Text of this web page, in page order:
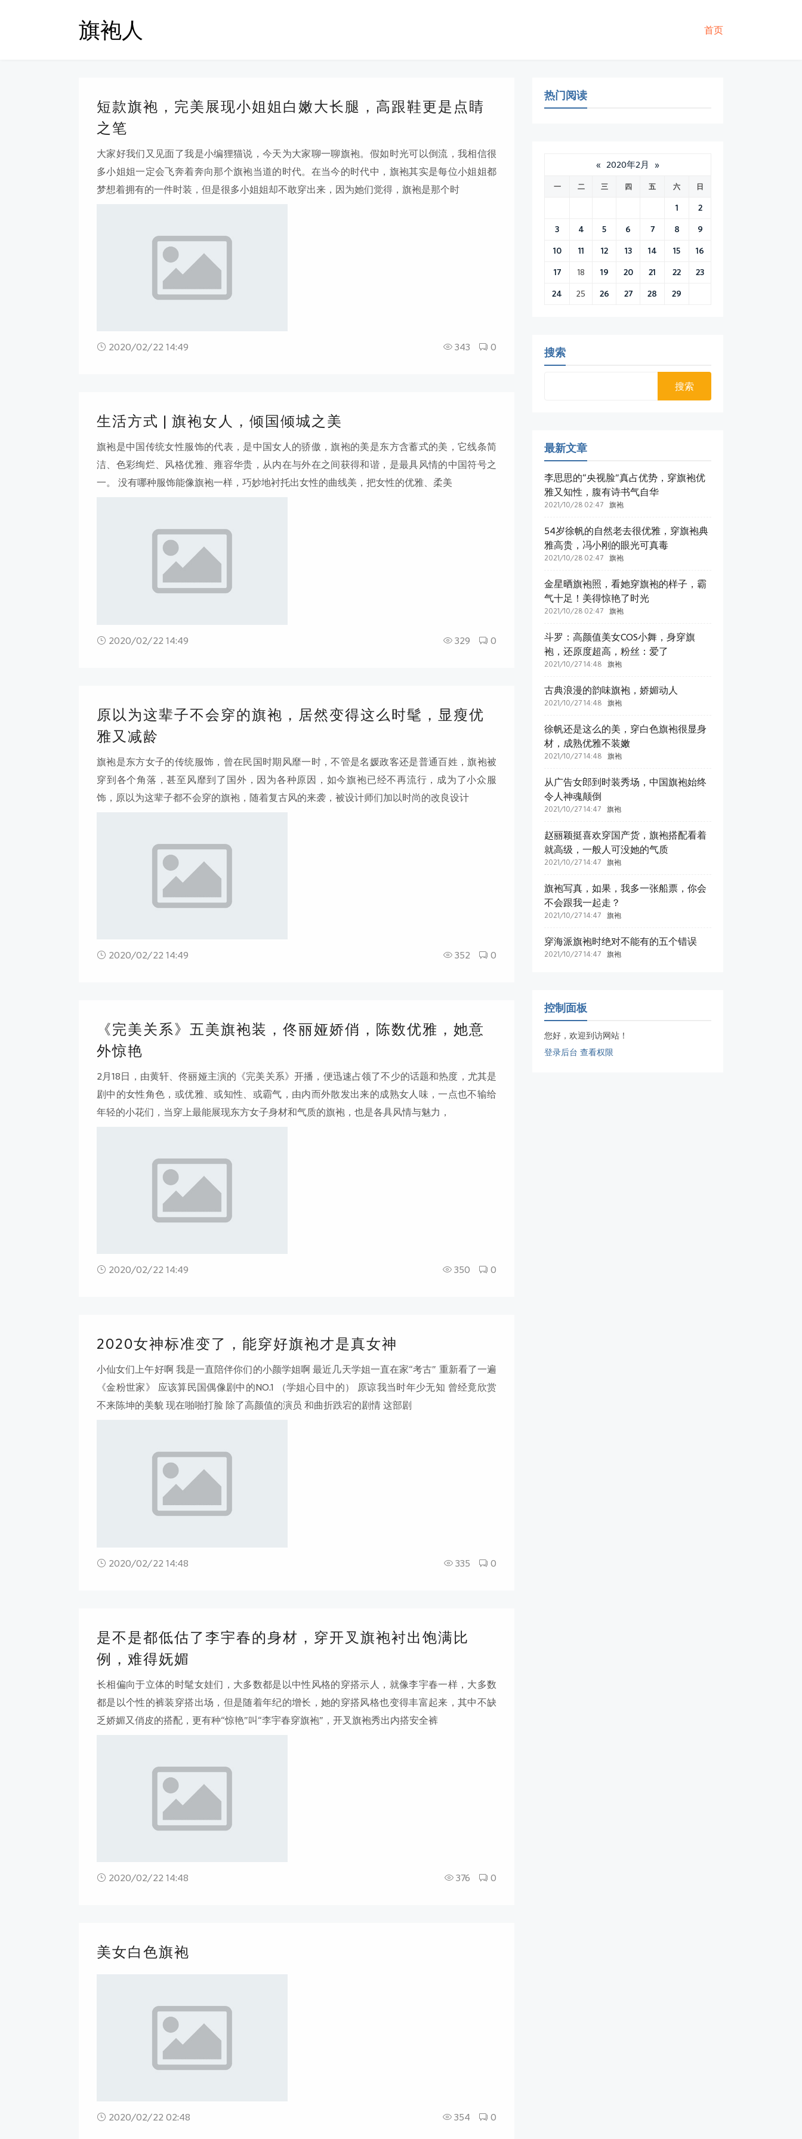
旗袍人 首页
短款旗袍，完美展现小姐姐白嫩大长腿，高跟鞋更是点睛
之笔
大家好我们又见面了我是小编狸猫说，今天为大家聊一聊旗袍。假如时光可以倒流，我相信很
多小姐姐一定会飞奔着奔向那个旗袍当道的时代。在当今的时代中，旗袍其实是每位小姐姐都
梦想着拥有的一件时装，但是很多小姐姐却不敢穿出来，因为她们觉得，旗袍是那个时
2020/02/22 14:49 343 0
生活方式 | 旗袍女人，倾国倾城之美
旗袍是中国传统女性服饰的代表，是中国女人的骄傲，旗袍的美是东方含蓄式的美，它线条简
洁、色彩绚烂、风格优雅、雍容华贵，从内在与外在之间获得和谐，是最具风情的中国符号之
一。 没有哪种服饰能像旗袍一样，巧妙地衬托出女性的曲线美，把女性的优雅、柔美
2020/02/22 14:49 329 0
原以为这辈子不会穿的旗袍，居然变得这么时髦，显瘦优
雅又减龄
旗袍是东方女子的传统服饰，曾在民国时期风靡一时，不管是名媛政客还是普通百姓，旗袍被
穿到各个角落，甚至风靡到了国外，因为各种原因，如今旗袍已经不再流行，成为了小众服
饰，原以为这辈子都不会穿的旗袍，随着复古风的来袭，被设计师们加以时尚的改良设计
2020/02/22 14:49 352 0
《完美关系》五美旗袍装，佟丽娅娇俏，陈数优雅，她意
外惊艳
2月18日，由黄轩、佟丽娅主演的《完美关系》开播，便迅速占领了不少的话题和热度，尤其是
剧中的女性角色，或优雅、或知性、或霸气，由内而外散发出来的成熟女人味，一点也不输给
年轻的小花们，当穿上最能展现东方女子身材和气质的旗袍，也是各具风情与魅力，
2020/02/22 14:49 350 0
2020女神标准变了，能穿好旗袍才是真女神
小仙女们上午好啊 我是一直陪伴你们的小颜学姐啊 最近几天学姐一直在家“考古” 重新看了一遍
《金粉世家》 应该算民国偶像剧中的NO.1 （学姐心目中的） 原谅我当时年少无知 曾经竟欣赏
不来陈坤的美貌 现在啪啪打脸 除了高颜值的演员 和曲折跌宕的剧情 这部剧
2020/02/22 14:48 335 0
是不是都低估了李宇春的身材，穿开叉旗袍衬出饱满比
例，难得妩媚
长相偏向于立体的时髦女娃们，大多数都是以中性风格的穿搭示人，就像李宇春一样，大多数
都是以个性的裤装穿搭出场，但是随着年纪的增长，她的穿搭风格也变得丰富起来，其中不缺
乏娇媚又俏皮的搭配，更有种“惊艳”叫“李宇春穿旗袍”，开叉旗袍秀出内搭安全裤
2020/02/22 14:48 376 0
美女白色旗袍
2020/02/22 02:48 354 0
热门阅读
« 2020年2月 »
一 二 三 四 五 六 日
1 2
3 4 5 6 7 8 9
10 11 12 13 14 15 16
17 18 19 20 21 22 23
24 25 26 27 28 29
搜索
最新文章
李思思的“央视脸”真占优势，穿旗袍优
雅又知性，腹有诗书气自华
2021/10/28 02:47 旗袍
54岁徐帆的自然老去很优雅，穿旗袍典
雅高贵，冯小刚的眼光可真毒
2021/10/28 02:47 旗袍
金星晒旗袍照，看她穿旗袍的样子，霸
气十足！美得惊艳了时光
2021/10/28 02:47 旗袍
斗罗：高颜值美女COS小舞，身穿旗
袍，还原度超高，粉丝：爱了
2021/10/27 14:48 旗袍
古典浪漫的韵味旗袍，娇媚动人
2021/10/27 14:48 旗袍
徐帆还是这么的美，穿白色旗袍很显身
材，成熟优雅不装嫩
2021/10/27 14:48 旗袍
从广告女郎到时装秀场，中国旗袍始终
令人神魂颠倒
2021/10/27 14:47 旗袍
赵丽颖挺喜欢穿国产货，旗袍搭配看着
就高级，一般人可没她的气质
2021/10/27 14:47 旗袍
旗袍写真，如果，我多一张船票，你会
不会跟我一起走？
2021/10/27 14:47 旗袍
穿海派旗袍时绝对不能有的五个错误
2021/10/27 14:47 旗袍
控制面板
您好，欢迎到访网站！
登录后台 查看权限